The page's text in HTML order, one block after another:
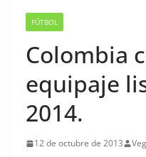
FÚTBOL
Colombia
equipaje
2014.
12 de octubre de 2013